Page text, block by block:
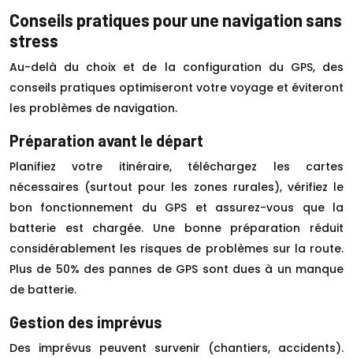
Conseils pratiques pour une navigation sans
stress
Au-delà du choix et de la configuration du GPS, des
conseils pratiques optimiseront votre voyage et éviteront
les problèmes de navigation.
Préparation avant le départ
Planifiez votre itinéraire, téléchargez les cartes
nécessaires (surtout pour les zones rurales), vérifiez le
bon fonctionnement du GPS et assurez-vous que la
batterie est chargée. Une bonne préparation réduit
considérablement les risques de problèmes sur la route.
Plus de 50% des pannes de GPS sont dues à un manque
de batterie.
Gestion des imprévus
Des imprévus peuvent survenir (chantiers, accidents).